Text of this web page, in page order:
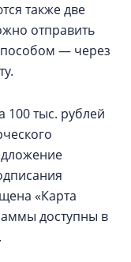
также две
отправить
— через
100 тыс. рублей
«Карта
доступны в